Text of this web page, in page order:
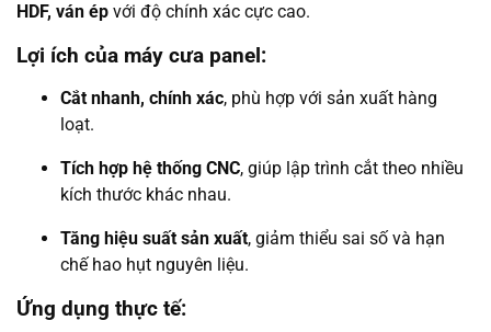
HDF, ván ép với độ chính xác cực cao.
Lợi ích của máy cưa panel:
Cắt nhanh, chính xác, phù hợp với sản xuất hàng
loạt.
Tích hợp hệ thống CNC, giúp lập trình cắt theo nhiều
kích thước khác nhau.
Tăng hiệu suất sản xuất, giảm thiểu sai số và hạn
chế hao hụt nguyên liệu.
Ứng dụng thực tế: